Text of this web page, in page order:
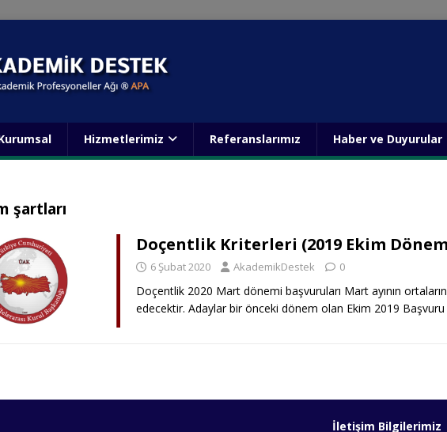
Hizmetlerimiz Referanslarımız Haber ve Duyurular
şartları
Doçentlik Kriterleri (2019 Ekim
6 Şubat 2020 AkademikDestek 0
Doçentlik 2020 Mart dönemi başvuruları Mart ayının
edecektir. Adaylar bir önceki dönem olan Ekim 2019 Başvuru
İletişim Bilgilerimiz